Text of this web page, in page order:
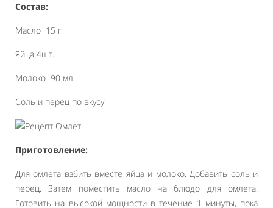
Состав:
Масло 15 г
Яйца 4шт.
Молоко 90 мл
Соль и перец по вкусу
Приготовление:
Для омлета взбить вместе яйца и молоко. Добавить соль и
перец. Затем поместить масло на блюдо для омлета.
Готовить на высокой мощности в течение 1 минуты, пока